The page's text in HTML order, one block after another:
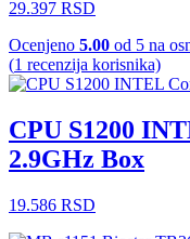
29.397 RSD
Ocenjeno 5.00 od 5 na
(1 recenzija korisnika)
CPU S1200
2.9GHz Box
19.586 RSD